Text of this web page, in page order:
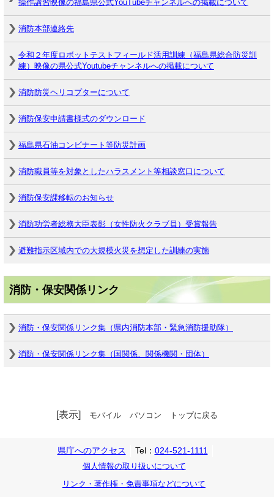
操作講習映像の福島県公式YouTubeチャンネルへの掲載について
消防本部連絡先
令和２年度ロボットテストフィールド活用訓練（福島県総合防災訓
練）映像の県公式Youtubeチャンネルへの掲載について
消防防災ヘリコプターについて
消防保安申請書様式のダウンロード
福島県石油コンビナート等防災計画
消防職員等を対象としたハラスメント等相談窓口について
消防保安課移転のお知らせ
消防功労者総務大臣表彰（女性防火クラブ員）受賞報告
避難指示区域内での大規模火災を想定した訓練の実施
消防・保安関係リンク
消防・保安関係リンク集（県内消防本部・緊急消防援助隊）
消防・保安関係リンク集（国関係、関係機関・団体）
[表示] モバイル パソコン トップに戻る
県庁へのアクセス Tel： 024-521-1111
個人情報の取り扱いについて
リンク・著作権・免責事項などについて